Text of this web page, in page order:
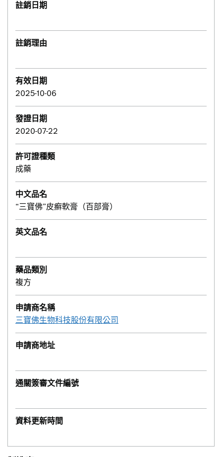
註銷日期
註銷理由
有效日期
2025-10-06
發證日期
2020-07-22
許可證種類
成藥
中文品名
“三寶佛”皮癬軟膏（百部膏）
英文品名
藥品類別
複方
申請商名稱
三寶佛生物科技股份有限公司
申請商地址
通關簽審文件編號
資料更新時間